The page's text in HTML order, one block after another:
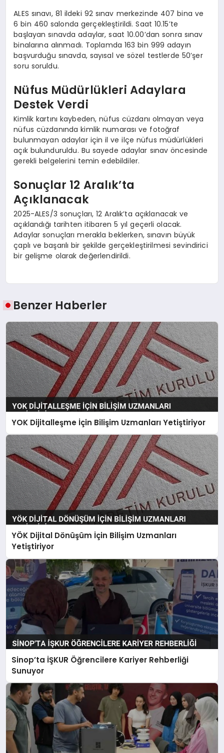
ALES sınavı, 81 ildeki 92 sınav merkezinde 407 bina ve
6 bin 460 salonda gerçekleştirildi. Saat 10.15’te
başlayan sınavda adaylar, saat 10.00’dan sonra sınav
binalarına alınmadı. Toplamda 163 bin 999 adayın
başvurduğu sınavda, sayısal ve sözel testlerde 50’şer
soru soruldu.
Nüfus Müdürlükleri Adaylara
Destek Verdi
Kimlik kartını kaybeden, nüfus cüzdanı olmayan veya
nüfus cüzdanında kimlik numarası ve fotoğraf
bulunmayan adaylar için il ve ilçe nüfus müdürlükleri
açık bulunduruldu. Bu sayede adaylar sınav öncesinde
gerekli belgelerini temin edebildiler.
Sonuçlar 12 Aralık’ta
Açıklanacak
2025-ALES/3 sonuçları, 12 Aralık’ta açıklanacak ve
açıklandığı tarihten itibaren 5 yıl geçerli olacak.
Adaylar sonuçları merakla beklerken, sınavın büyük
çaplı ve başarılı bir şekilde gerçekleştirilmesi sevindirici
bir gelişme olarak değerlendirildi.
Benzer Haberler
YOK Dijitalleşme İçin Bilişim Uzmanları Yetiştiriyor
YÖK Dijital Dönüşüm İçin Bilişim Uzmanları
Yetiştiriyor
Sinop’ta İŞKUR Öğrencilere Kariyer Rehberliği
Sunuyor